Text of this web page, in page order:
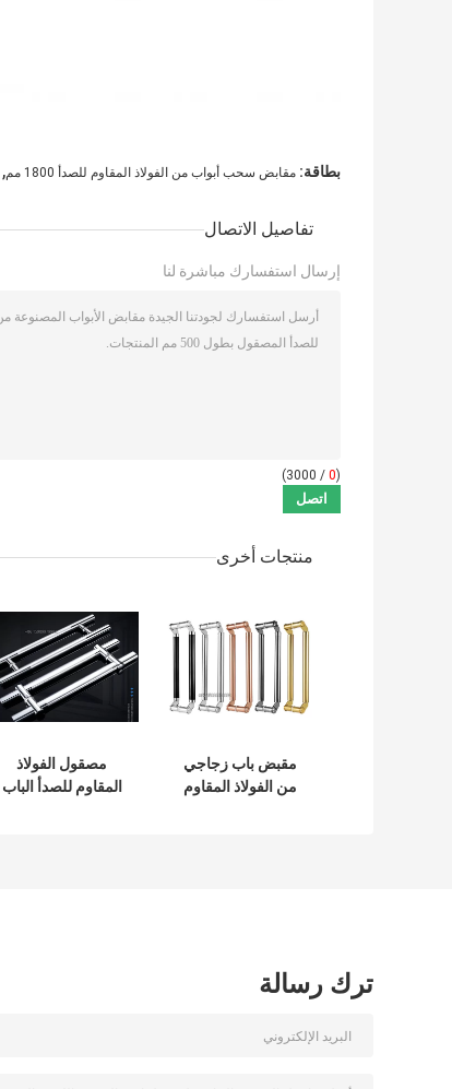
بطاقة: مقابض سحب أبواب من الفولاذ المقاوم للصدأ 1800 مم ,
تفاصيل الاتصال
إرسال استفسارك مباشرة لنا
(
0
/ 3000)
منتجات أخرى
مقبض باب زجاجي
من الفولاذ المقاوم
مصقول الفولاذ
المقاوم للصدأ الباب
ترك رسالة